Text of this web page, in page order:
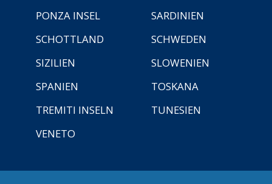
PONZA INSEL
SARDINIEN
SCHOTTLAND
SCHWEDEN
SIZILIEN
SLOWENIEN
SPANIEN
TOSKANA
TREMITI INSELN
TUNESIEN
VENETO